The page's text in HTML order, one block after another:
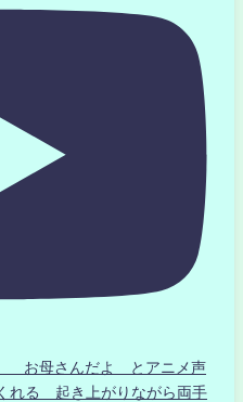
お母さんだよ とアニメ声
れる 起き上がりながら両手